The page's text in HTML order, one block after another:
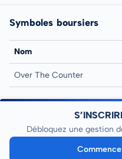
Symboles boursiers
Nom
Over The Counter
Débloquez une gestion